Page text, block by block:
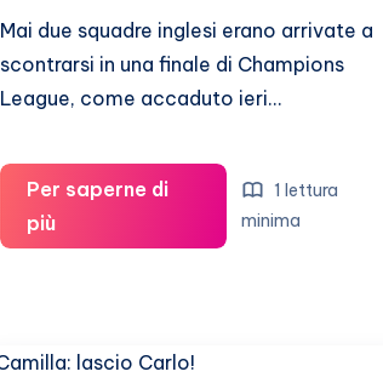
Mai due squadre inglesi erano arrivate a
scontrarsi in una finale di Champions
League, come accaduto ieri…
Per saperne di
piùDa
Coleen
Nereida
1 lettura
minima